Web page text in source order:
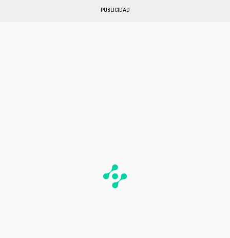
PUBLICIDAD